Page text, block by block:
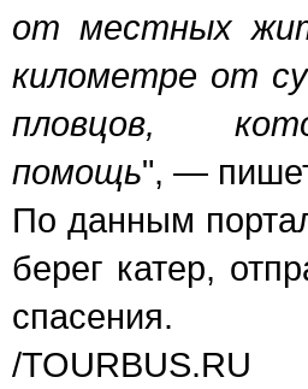
от местных
километре от
пловцов,
помощь", —
По данным
берег катер,
спасения.
/TOURBUS.RU